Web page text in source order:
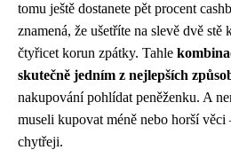
tomu ještě dostanete pět procent
znamená, že ušetříte na slevě dvě stě
čtyřicet korun zpátky. Tahle
skutečně jedním z nejlepších
nakupování pohlídat peněženku. A
museli kupovat méně nebo horší věci
chytřeji.